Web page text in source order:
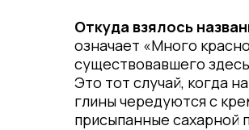
Откуда взялось
означает «Много
существовавшего
Это тот случай, когда
глины чередуются с
присыпанные сахарной